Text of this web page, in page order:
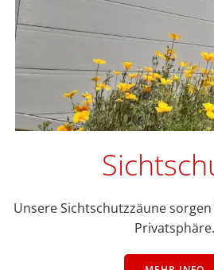
Unsere Sichtschutzzäune
Privatsphäre.